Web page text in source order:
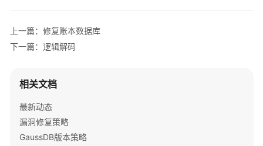
用
户
南
开
发
指
上一篇：修复账本数据库
下一篇：逻辑解码
相关文档
最新动态
漏洞修复策略
GaussDB版本策略